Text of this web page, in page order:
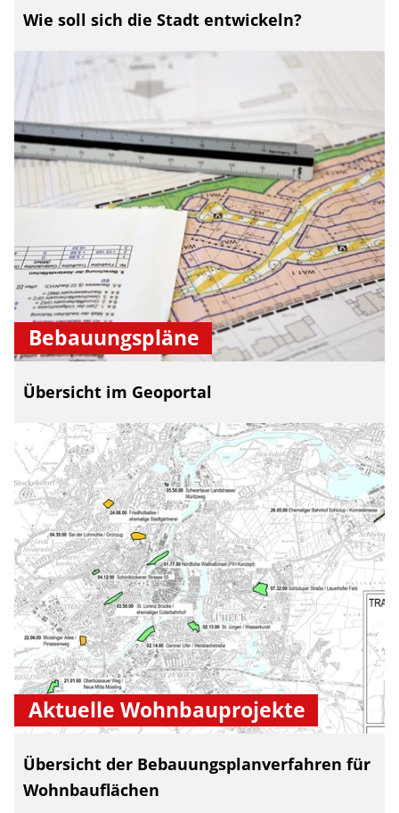
Wie soll sich die Stadt entwickeln?
Bebauungspläne
Übersicht im Geoportal
Aktuelle Wohnbauprojekte
Übersicht der Bebauungsplanverfahren für
Wohnbauflächen